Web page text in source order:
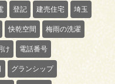
登記 建売住宅 埼玉
快乾空間 梅雨の洗濯
け 電話番号
グランシップ